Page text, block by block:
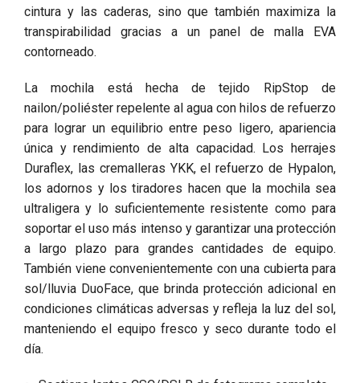
cintura y las caderas, sino que también maximiza la
transpirabilidad gracias a un panel de malla EVA
contorneado.
La mochila está hecha de tejido RipStop de
nailon/poliéster repelente al agua con hilos de refuerzo
para lograr un equilibrio entre peso ligero, apariencia
única y rendimiento de alta capacidad. Los herrajes
Duraflex, las cremalleras YKK, el refuerzo de Hypalon,
los adornos y los tiradores hacen que la mochila sea
ultraligera y lo suficientemente resistente como para
soportar el uso más intenso y garantizar una protección
a largo plazo para grandes cantidades de equipo.
También viene convenientemente con una cubierta para
sol/lluvia DuoFace, que brinda protección adicional en
condiciones climáticas adversas y refleja la luz del sol,
manteniendo el equipo fresco y seco durante todo el
día.